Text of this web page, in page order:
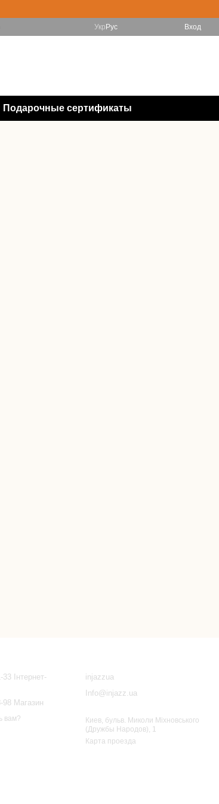
Укр Рус Вход
Подарочные сертификаты
Інтернет-
98 Магазин
вам?
injazzua
Info@injazz.ua
Киев, бульв. Миколи Міхновського
(Дружбы Народов), 1
Карта проезда